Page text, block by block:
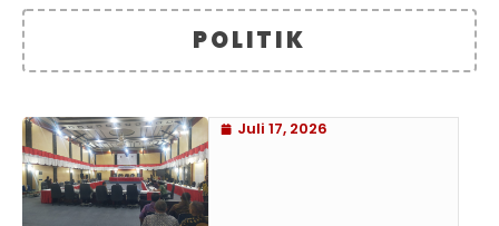
POLITIK
Juli 17, 2026